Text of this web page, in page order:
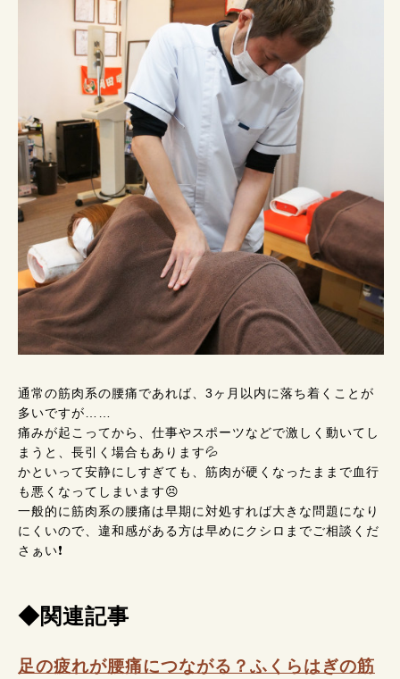
通常の筋肉系の腰痛であれば、3ヶ月以内に落ち着くことが
多いですが……
痛みが起こってから、仕事やスポーツなどで激しく動いてし
まうと、長引く場合もあります💦
かといって安静にしすぎても、筋肉が硬くなったままで血行
も悪くなってしまいます😣
一般的に筋肉系の腰痛は早期に対処すれば大きな問題になり
にくいので、違和感がある方は早めにクシロまでご相談くだ
さぁい❗
◆関連記事
足の疲れが腰痛につながる？ふくらはぎの筋